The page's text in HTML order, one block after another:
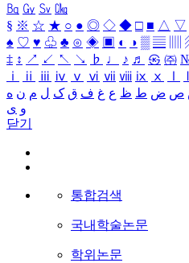
㏃ ㏉ ㏜ ㏆
§ ※ ☆ ★ ○ ● ◎ ◇ ◆ □ ■ △ ▽
♠ ♡ ♥ ♧ ♣ ⊙ ◈ ▣ ◐ ◑ ▒ ▤
‡ ↕ ↗ ↙ ↖ ↘ ♭ ♩ ♪ ♬ ㉿ ㈜
ⅰ
ⅱ ⅲ ⅳ ⅴ ⅵ ⅶ ⅷ ⅸ ⅹ
ص ض ط ظ ع غ ف ق ک ل م ن ه
و ی
닫기
통합검색
국내학술논문
학위논문